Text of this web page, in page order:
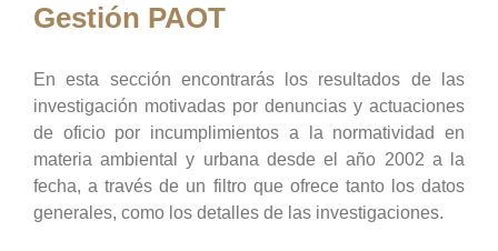
Gestión PAOT
En esta sección encontrarás los resultados de las
investigación motivadas por denuncias y actuaciones
de oficio por incumplimientos a la normatividad en
materia ambiental y urbana desde el año 2002 a la
fecha, a través de un filtro que ofrece tanto los datos
generales, como los detalles de las investigaciones.